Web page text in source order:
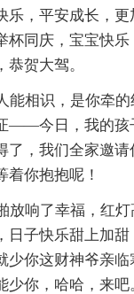
乐，平安成长，
杯同庆，宝宝快
贺大驾。
能相识，是你牵
——今日，我的孩
了，我们全家邀请
着你抱抱呢！
放响了幸福，红
日子快乐甜上加甜
少你这财神爷亲临
少你，哈哈，来吧